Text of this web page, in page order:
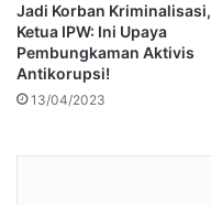
Jadi Korban Kriminalisasi,
Ketua IPW: Ini Upaya
Pembungkaman Aktivis
Antikorupsi!
13/04/2023